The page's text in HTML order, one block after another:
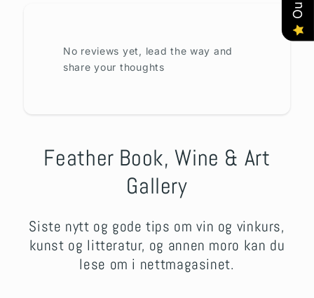
No reviews yet, lead the way and
share your thoughts
Feather Book, Wine & Art
Gallery
Siste nytt og gode tips om vin og vinkurs,
kunst og litteratur, og annen moro kan du
lese om i nettmagasinet.